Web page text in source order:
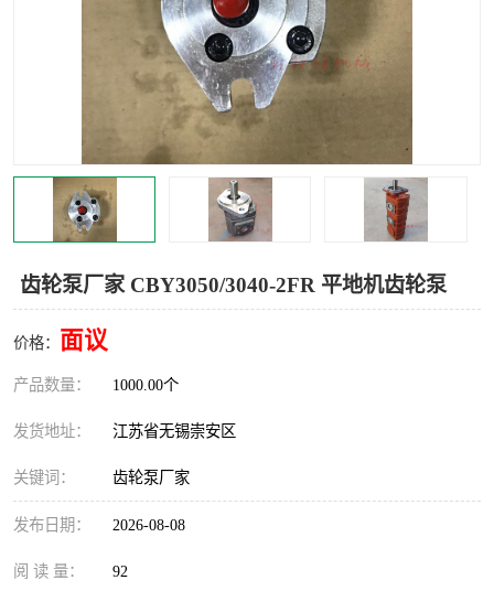
齿轮泵厂家 CBY3050/3040-2FR 平地机齿轮泵
价格： 面议
产品数量： 1000.00个
发货地址： 江苏省无锡崇安区
关键词： 齿轮泵厂家
发布日期： 2026-08-08
阅 读 量： 92